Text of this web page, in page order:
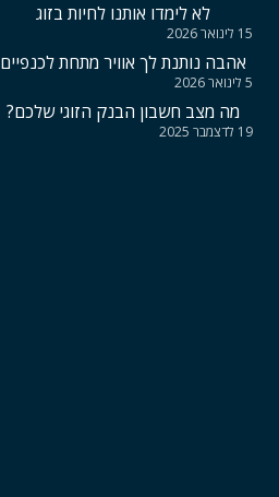
לא לימדו אותנו לחיות בזוג
15 לינואר 2026
אהבה נותנת לך אוויר מתחת לכנפיים
5 לינואר 2026
מה מצב חשבון הבנק הזוגי שלכם?
19 לדצמבר 2025